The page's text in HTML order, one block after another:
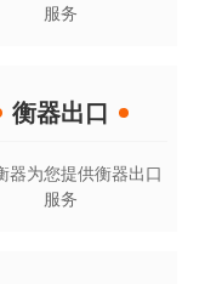
服务
衡器出口
器为您提供衡器出口
服务